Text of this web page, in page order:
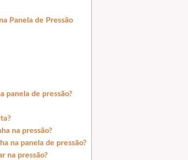
Panela de Pressão
panela de pressão?
na pressão?
na panela de pressão?
na pressão?